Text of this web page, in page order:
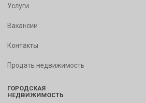
Услуги
Вакансии
Контакты
Продать недвижимость
ГОРОДСКАЯ
НЕДВИЖИМОСТЬ